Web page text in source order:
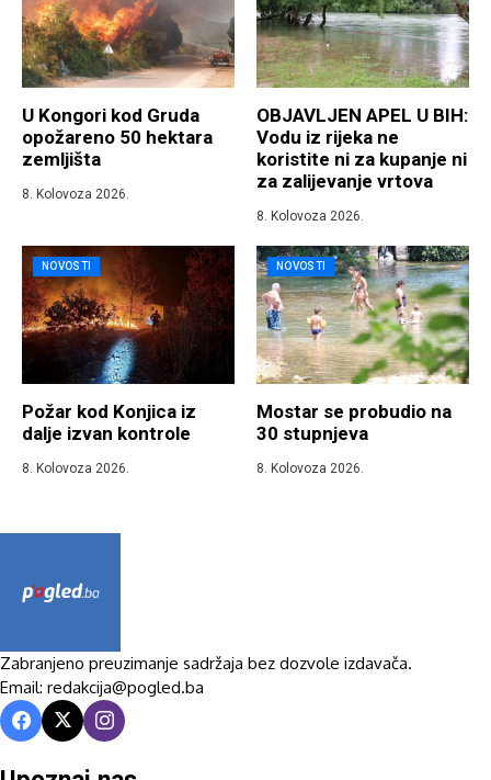
U Kongori kod Gruda
opožareno 50 hektara
zemljišta
8. Kolovoza 2026.
OBJAVLJEN APEL U BIH:
Vodu iz rijeka ne
koristite ni za kupanje ni
za zalijevanje vrtova
8. Kolovoza 2026.
NOVOSTI
Požar kod Konjica iz
dalje izvan kontrole
8. Kolovoza 2026.
NOVOSTI
Mostar se probudio na
30 stupnjeva
8. Kolovoza 2026.
Zabranjeno preuzimanje sadržaja bez dozvole izdavača.
Email: redakcija@pogled.ba